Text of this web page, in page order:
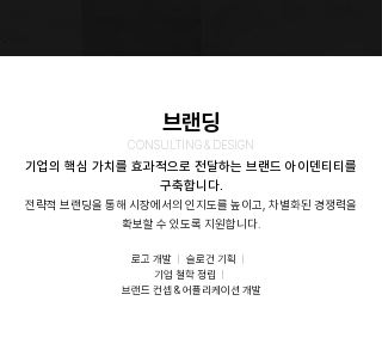
브랜딩
CONSULTING & DESIGN
기업의 핵심 가치를 효과적으로 전달하는 브랜드 아이덴티티를
구축합니다.
전략적 브랜딩을 통해 시장에서의 인지도를 높이고, 차별화된 경쟁력을
확보할 수 있도록 지원합니다.
로고 개발 ㅣ 슬로건 기획 ㅣ
기업 철학 정립 ㅣ
브랜드 컨셉 & 어플리케이션 개발